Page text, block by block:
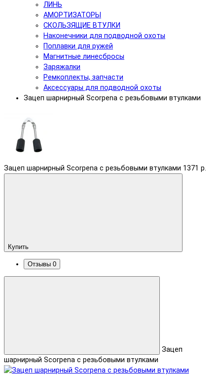
ЛИНЬ
АМОРТИЗАТОРЫ
СКОЛЬЗЯЩИЕ ВТУЛКИ
Наконечники для подводной охоты
Поплавки для ружей
Магнитные линесбросы
Заряжалки
Ремкоплекты, запчасти
Аксессуары для подводной охоты
Зацеп шарнирный Scorpena с резьбовыми втулками
Зацеп шарнирный Scorpena с резьбовыми втулками 1371 р.
Купить
Отзывы 0
Зацеп
шарнирный Scorpena с резьбовыми втулками